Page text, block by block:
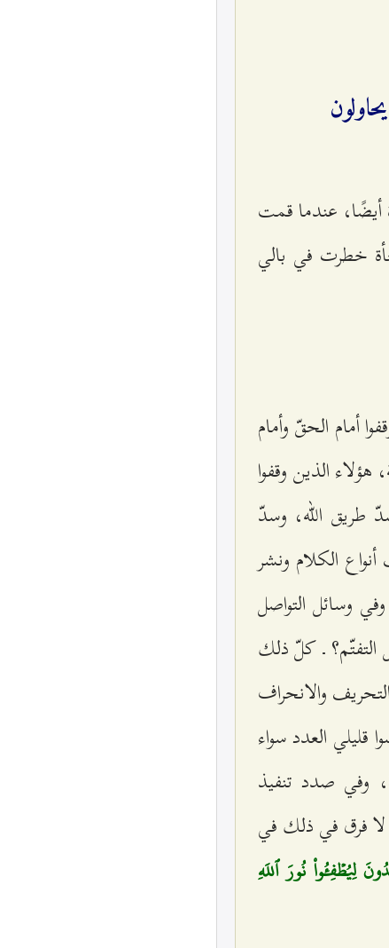
عندما قمت
خطرت في بالي
أمام الحقّ وأمام
الذين وقفوا
طريق الله، وسدّ
الكلام ونشر
وسائل التواصل
التفتّم؟ ـ كلّ ذلك
والانحراف
قليلي العدد سواء
وفي صدد تنفيذ
لا فرق في ذلك في
لِيُطۡفِ‍ُٔواْ نُورَ ٱللَهِ